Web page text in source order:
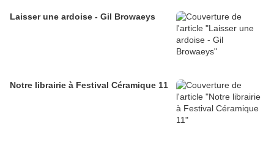
Laisser une ardoise - Gil Browaeys
Notre librairie à Festival Céramique 11